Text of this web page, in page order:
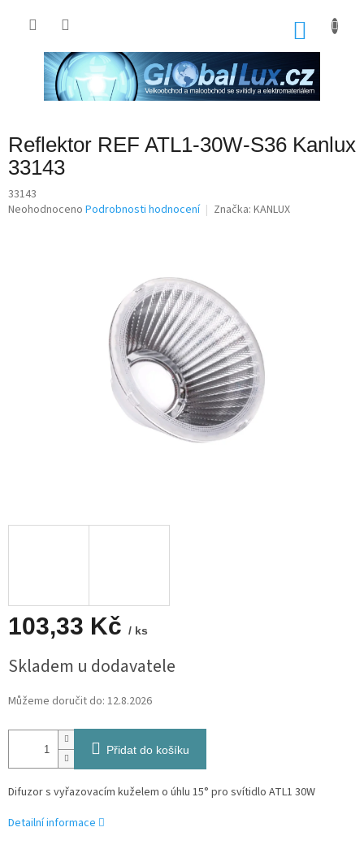
Reflektor REF ATL1-30W-S36 Kanlux
33143
33143
Průměrné
Neohodnoceno Podrobnosti hodnocení Značka: KANLUX
103,33 Kč / ks
cena:
Skladem u dodavatele
Můžeme doručit do: 12.8.2026
Přidat do košíku
Difuzor s vyřazovacím kuželem o úhlu 15° pro svítidlo ATL1 30W
Detailní informace